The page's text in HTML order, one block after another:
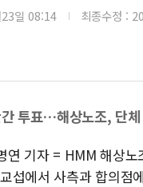
일 08:14 최종수정 :
투표…해상노조, 단
연 기자 = HMM 해상
섭에서 사측과 합의점